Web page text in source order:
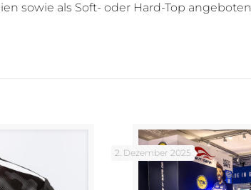
sowie als Soft- oder Hard-Top
2. Dezember 2025